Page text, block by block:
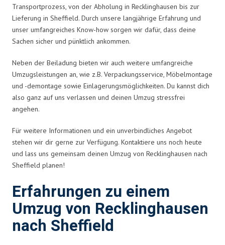
Transportprozess, von der Abholung in Recklinghausen bis zur
Lieferung in Sheffield. Durch unsere langjährige Erfahrung und
unser umfangreiches Know-how sorgen wir dafür, dass deine
Sachen sicher und pünktlich ankommen.
Neben der Beiladung bieten wir auch weitere umfangreiche
Umzugsleistungen an, wie z.B. Verpackungsservice, Möbelmontage
und -demontage sowie Einlagerungsmöglichkeiten. Du kannst dich
also ganz auf uns verlassen und deinen Umzug stressfrei
angehen.
Für weitere Informationen und ein unverbindliches Angebot
stehen wir dir gerne zur Verfügung. Kontaktiere uns noch heute
und lass uns gemeinsam deinen Umzug von Recklinghausen nach
Sheffield planen!
Erfahrungen zu einem
Umzug von Recklinghausen
nach Sheffield